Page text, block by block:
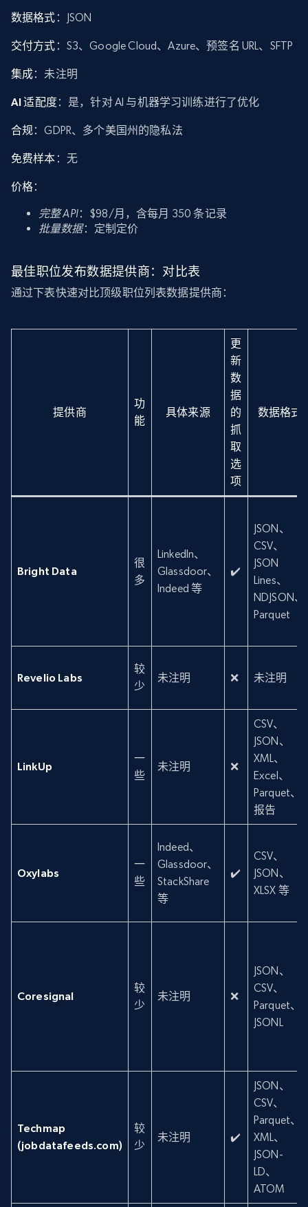
数据格式 ：JSON
交付方式 ：S3、Google Cloud、Azure、预签名 URL、SFTP
集成：未注明
AI 适配度：是，针对 AI 与机器学习训练进行了优化
合规：GDPR、多个美国州的隐私法
免费样本 ：无
价格：
完整 API：$98/月，含每月 350 条记录
批量数据：定制定价
最佳职位发布数据提供商：对比表
通过下表快速对比顶级职位列表数据提供商：
提供商
功
能
具体来源
更
新
数
据
的
抓
取
选
项
数据格式
Bright Data
很
多
LinkedIn、
Glassdoor、
Indeed 等
✔️
JSON、
CSV、
JSON
Lines、
NDJSON、
Parquet
Revelio Labs
较
少
未注明 ❌ 未注明
LinkUp
一
些
未注明 ❌
CSV、
JSON、
XML、
Excel、
Parquet、
报告
Oxylabs
一
些
Indeed、
Glassdoor、
StackShare
等
✔️
CSV、
JSON、
XLSX 等
Coresignal
较
少
未注明 ❌
JSON、
CSV、
Parquet、
JSONL
Techmap
(jobdatafeeds.com)
较
少
未注明 ✔️
JSON、
CSV、
Parquet、
XML、
JSON-
LD、
ATOM